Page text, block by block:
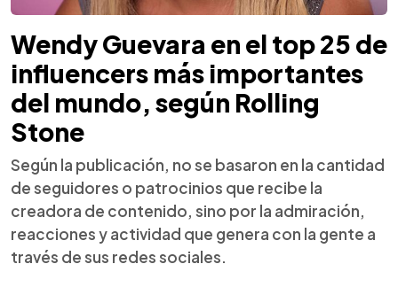
Wendy Guevara en el top 25 de
influencers más importantes
del mundo, según Rolling
Stone
Según la publicación, no se basaron en la cantidad
de seguidores o patrocinios que recibe la
creadora de contenido, sino por la admiración,
reacciones y actividad que genera con la gente a
través de sus redes sociales.